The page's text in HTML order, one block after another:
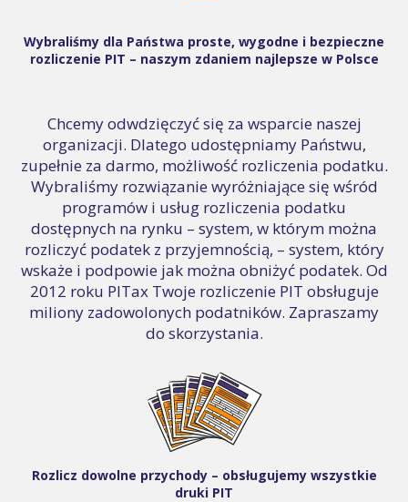
Wybraliśmy dla Państwa proste, wygodne i bezpieczne
rozliczenie PIT – naszym zdaniem najlepsze w Polsce
Chcemy odwdzięczyć się za wsparcie naszej
organizacji. Dlatego udostępniamy Państwu,
zupełnie za darmo, możliwość rozliczenia podatku.
Wybraliśmy rozwiązanie wyróżniające się wśród
programów i usług rozliczenia podatku
dostępnych na rynku – system, w którym można
rozliczyć podatek z przyjemnością, – system, który
wskaże i podpowie jak można obniżyć podatek. Od
2012 roku PITax Twoje rozliczenie PIT obsługuje
miliony zadowolonych podatników. Zapraszamy
do skorzystania.
Rozlicz dowolne przychody – obsługujemy wszystkie
druki PIT